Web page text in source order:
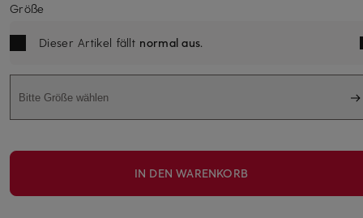
Größe
Dieser Artikel fällt normal aus.
Bitte Größe wählen
IN DEN WARENKORB